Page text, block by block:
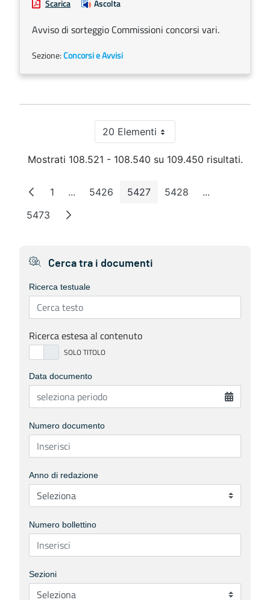
Scarica Ascolta
Avviso di sorteggio Commissioni concorsi vari.
Sezione:Concorsi e Avvisi
20 ElementiPer pagina
Mostrati 108.521 - 108.540 su 109.450 risultati.
Pagina
1 ...Pagine intermedie
Pagina
5426 Pagina
5427 Pagina
5428 ...Pagine
Pagina
5473
Cerca tra i documenti
Ricerca testuale
Ricerca estesa al contenuto
Data documento
Numero documento
Anno di redazione
Numero bollettino
Sezioni